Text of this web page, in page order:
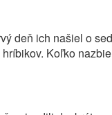
deň ich našiel o
Koľko